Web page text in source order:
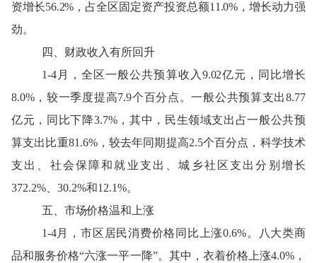
资增长56.2%， 占全区固定资产投资总额11.0% ，增长动力强
劲。
四 、财政收入有所回升
1-4月 ，全区一般公共预算收入 9.02亿元，同比增长
8.0%，较一季度提高7.9个百分点 。一般公共预算支出8.77
亿元，同比下降3.7%， 其中 ，民生领域支出 占一般公共预
算支出比重81.6%，较去年同期提高2.5个百分点， 科学技术
支出、社会保障和就业支出
、城乡社区支出分别 增长
372.2%、 30.2%和12.1%。
五
市场价格温和 上涨
1-4月 ，市区居民消费价格同比上涨0.6%。八大类商
品和服务价格“六涨一平一降”。其中，衣着价格上涨4.0%，